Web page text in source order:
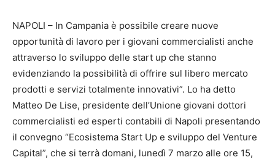
NAPOLI – In Campania è possibile creare nuove
opportunità di lavoro per i giovani commercialisti anche
attraverso lo sviluppo delle start up che stanno
evidenziando la possibilità di offrire sul libero mercato
prodotti e servizi totalmente innovativi”. Lo ha detto
Matteo De Lise, presidente dell’Unione giovani dottori
commercialisti ed esperti contabili di Napoli presentando
il convegno “Ecosistema Start Up e sviluppo del Venture
Capital”, che si terrà domani, lunedì 7 marzo alle ore 15,